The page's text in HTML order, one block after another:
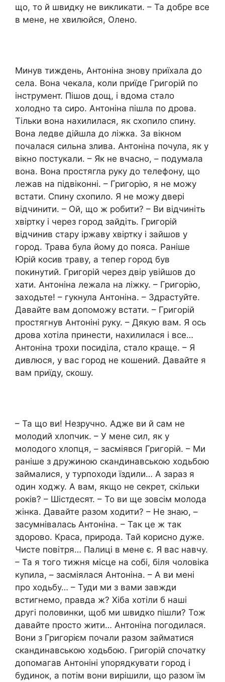
що, то й швидку не викликати. – Та добре все
в мене, не хвилюйся, Олено.
Минув тиждень, Антоніна знову приїхала до
села. Вона чекала, коли приїде Григорій по
інструмент. Пішов дощ, і вдома стало
холодно та сиро. Антоніна пішла по дрова.
Тільки вона нахилилася, як схопило спину.
Вона ледве дійшла до ліжка. За вікном
почалася сильна злива. Антоніна почула, як у
вікно постукали. – Як не вчасно, – подумала
вона. Вона простягла руку до телефону, що
лежав на підвіконні. – Григорію, я не можу
встати. Спину схопило. Я не можу двері
відчинити. – Ой, що ж робити? – Ви відчиніть
хвіртку і через город зайдіть. Григорій
відчинив стару іржаву хвіртку і зайшов у
город. Трава була йому до пояса. Раніше
Юрій косив траву, а тепер город був
покинутий. Григорій через двір увійшов до
хати. Антоніна лежала на ліжку. – Григорію,
заходьте! – гукнула Антоніна. – Здрастуйте.
Давайте вам допоможу встати. – Григорій
простягнув Антоніні руку. – Дякую вам. Я ось
дрова хотіла принести, нахилилася і все…
Антоніна трохи посиділа, стало краще. – Я
дивлюся, у вас город не кошений. Давайте я
вам приїду, скошу.
– Та що ви! Незручно. Адже ви й сам не
молодий хлопчик. – У мене сил, як у
молодого хлопця, – засміявся Григорій. – Ми
раніше з дружиною скандинавською ходьбою
займалися, у турпоходи їздили… А зараз я
один ходжу. А вам, якщо не секрет, скільки
років? – Шістдесят. – То ви ще зовсім молода
жінка. Давайте разом ходити? – Не знаю, –
засумнівалась Антоніна. – Так це ж так
здорово. Краса, природа. Тай корисно дуже.
Чисте повітря… Палиці в мене є. Я вас навчу.
– Та я того тижня місце на собі, біля чоловіка
купила, – засміялася Антоніна. – А ви мені
про ходьбу… – Туди ми з вами завжди
встигнемо, правда ж? Хіба хотіли б наші
другі половинки, щоб ми швидко пішли? Тож
давайте просто жити… Антоніна погодилася.
Вони з Григорієм почали разом займатися
скандинавською ходьбою. Григорій спочатку
допомагав Антоніні упорядкувати город і
будинок, а потім вони вирішили, що разом їм